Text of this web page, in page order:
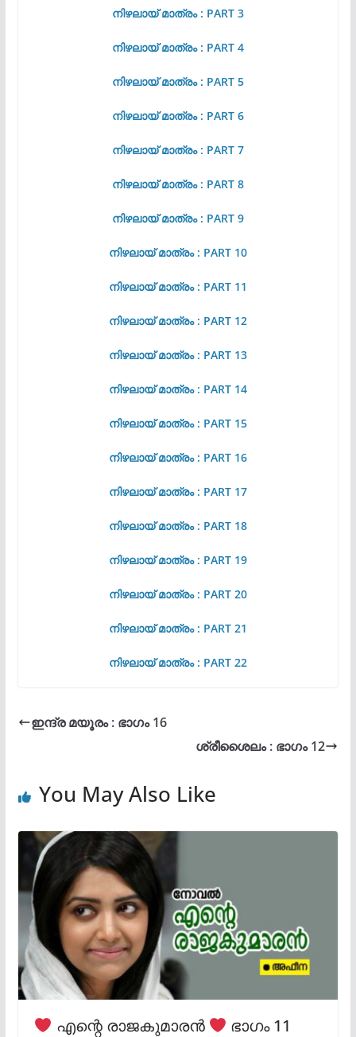
നിഴലായ് മാത്രം : PART 3
നിഴലായ് മാത്രം : PART 4
നിഴലായ് മാത്രം : PART 5
നിഴലായ് മാത്രം : PART 6
നിഴലായ് മാത്രം : PART 7
നിഴലായ് മാത്രം : PART 8
നിഴലായ് മാത്രം : PART 9
നിഴലായ് മാത്രം : PART 10
നിഴലായ് മാത്രം : PART 11
നിഴലായ് മാത്രം : PART 12
നിഴലായ് മാത്രം : PART 13
നിഴലായ് മാത്രം : PART 14
നിഴലായ് മാത്രം : PART 15
നിഴലായ് മാത്രം : PART 16
നിഴലായ് മാത്രം : PART 17
നിഴലായ് മാത്രം : PART 18
നിഴലായ് മാത്രം : PART 19
നിഴലായ് മാത്രം : PART 20
നിഴലായ് മാത്രം : PART 21
നിഴലായ് മാത്രം : PART 22
ഇന്ദ്ര മയൂരം : ഭാഗം 16
ശ്രീശൈലം : ഭാഗം 12
You May Also Like
എന്റെ രാജകുമാരൻ ഭാഗം 11